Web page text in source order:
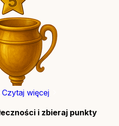
Czytaj więcej
i zbieraj punkty